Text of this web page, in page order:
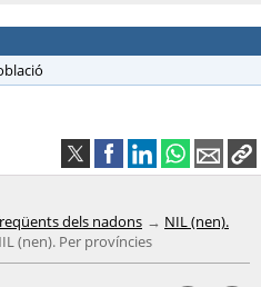
dels nadons
NIL (nen).
(nen). Per províncies